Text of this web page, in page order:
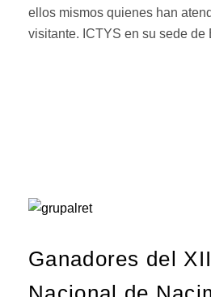
ellos mismos quienes han
visitante. ICTYS en su sede
Ganadores del